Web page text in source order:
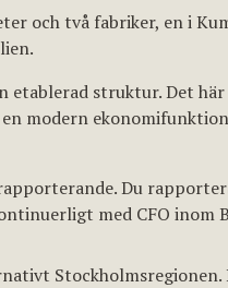
och två fabriker, en i
etablerad struktur. Det
modern
Du
med CFO inom
Stockholmsregionen.